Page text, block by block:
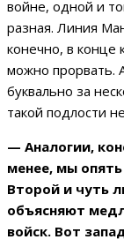
войне, одной и
разная. Линия
конечно, в
можно прорвать.
буквально за
такой подлости
— Аналогии,
менее, мы
Второй и чуть
объясняют
войск. Вот